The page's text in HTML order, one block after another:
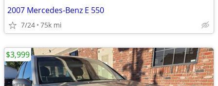
2007 Mercedes-Benz E 550
7/24 75k mi
$3,999